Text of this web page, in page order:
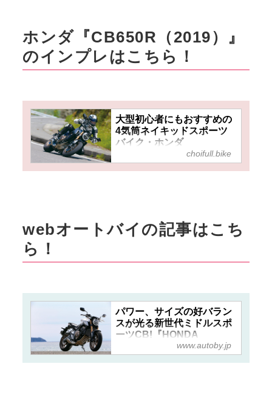
ホンダ『CB650R（2019）』
のインプレはこちら！
大型初心者にもおすすめの
4気筒ネイキッドスポーツ
バイク・ホンダ
『CB650R』は2019年モデ
ルでもバランスが良く扱い
choifull.bike
webオートバイの記事はこち
ら！
パワー、サイズの好バラン
スが光る新世代ミドルスポ
ーツCB!『HONDA
CB650R』（2019年）【試
乗インプレ・車両解説】 -
www.autoby.jp